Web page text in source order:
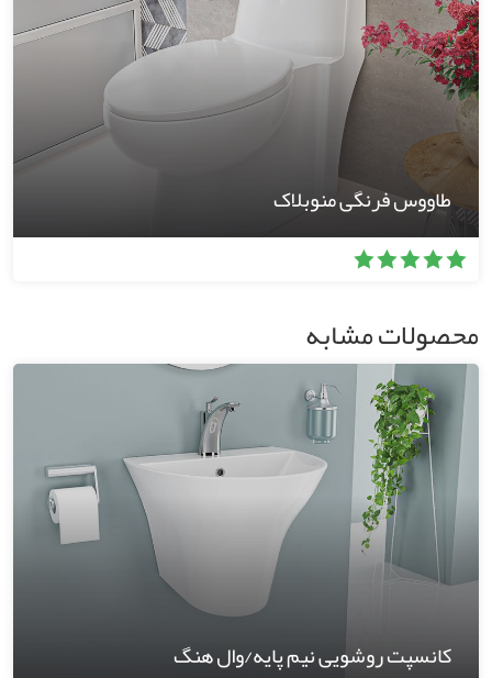
طاووس فرنگی منوبلاک
محصولات مشابه
کانسپت روشویی نیم پایه/وال هنگ